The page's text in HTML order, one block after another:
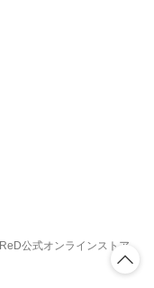
ReD公式オンラインストア